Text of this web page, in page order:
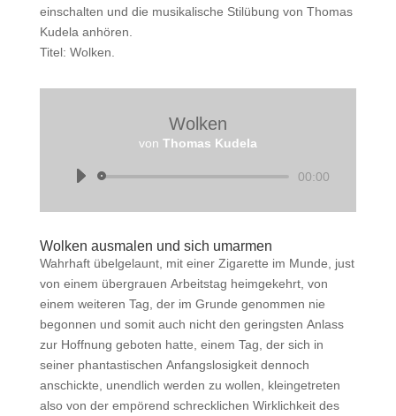
einschalten und die musikalische Stilübung von Thomas
Kudela anhören.
Titel: Wolken.
Wolken
von Thomas Kudela
Audio-
00:00
Wolken ausmalen und sich umarmen
Wahrhaft übelgelaunt, mit einer Zigarette im Munde, just
von einem übergrauen Arbeitstag heimgekehrt, von
einem weiteren Tag, der im Grunde genommen nie
begonnen und somit auch nicht den geringsten Anlass
zur Hoffnung geboten hatte, einem Tag, der sich in
seiner phantastischen Anfangslosigkeit dennoch
anschickte, unendlich werden zu wollen, kleingetreten
also von der empörend schrecklichen Wirklichkeit des